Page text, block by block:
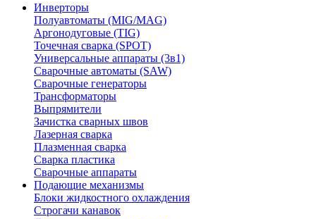
Инверторы
Полуавтоматы (MIG/MAG)
Аргонодуговые (TIG)
Точечная сварка (SPOT)
Универсальные аппараты (3в1)
Сварочные автоматы (SAW)
Сварочные генераторы
Трансформаторы
Выпрямители
Зачистка сварных швов
Лазерная сварка
Плазменная сварка
Сварка пластика
Сварочные аппараты
Подающие механизмы
Блоки жидкостного охлаждения
Строгачи канавок